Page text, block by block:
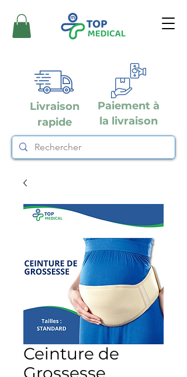
Livraison
rapide
Paiement à
la livraison
Ceinture de
Grossesse